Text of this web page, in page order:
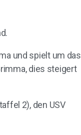
und spielt um das
dies steigert
2), den USV